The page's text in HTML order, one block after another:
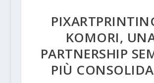
KOMORI,
PARTNERSHIP
PIÙ